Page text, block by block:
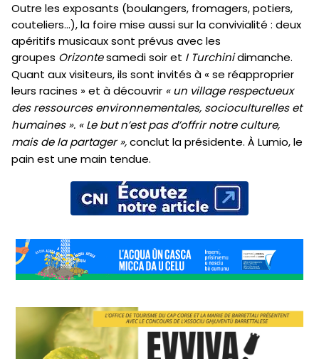
Outre les exposants (boulangers, fromagers, potiers,
couteliers…), la foire mise aussi sur la convivialité : deux
apéritifs musicaux sont prévus avec les
groupes Orizontesamedi soir et I Turchinidimanche.
Quant aux visiteurs, ils sont invités à « se réapproprier
leurs racines » et à découvrir « un village respectueux
des ressources environnementales, socioculturelles et
humaines ». « Le but n’est pas d’offrir notre culture,
mais de la partager »,conclut la présidente. À Lumio, le
pain est une main tendue.